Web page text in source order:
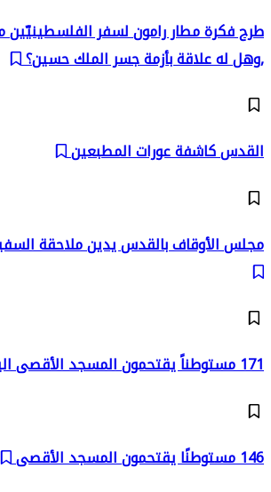
طرح فكرة مطار رامون لسفر الفلسطينيّين
,وهل له علاقة بأزمة جسر الملك حسين؟
القدس كاشفة عورات المطبعين
مجلس الأوقاف بالقدس يدين ملاحقة
171 مستوطناً يقتحمون المسجد الأقصى اليوم
146 مستوطنًا يقتحمون المسجد الأقصى